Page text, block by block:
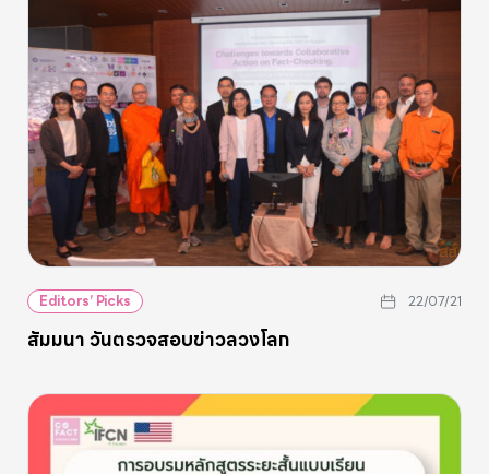
Editors’ Picks 22/07/21
สัมมนา วันตรวจสอบข่าวลวงโลก